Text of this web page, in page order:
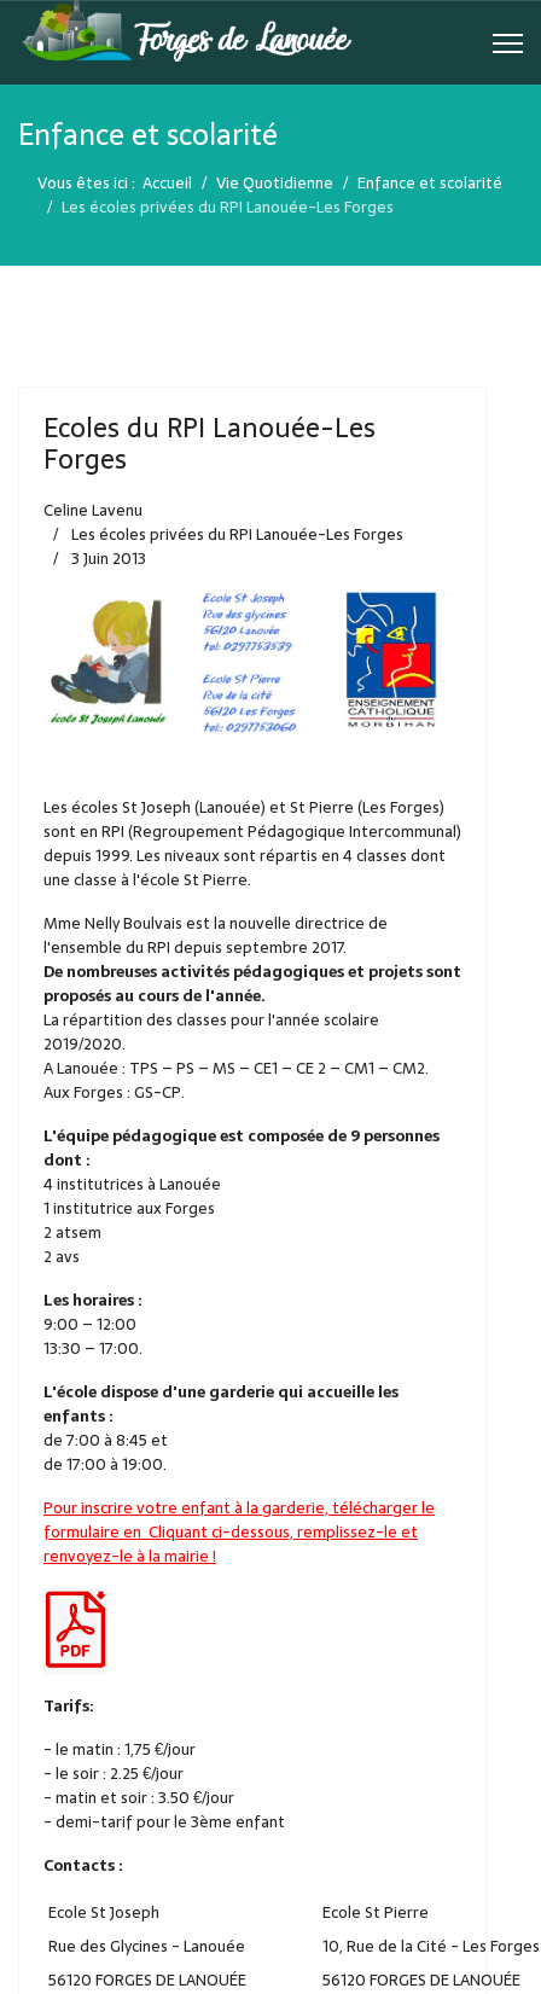
Enfance et scolarité
Vous êtes ici : Accueil Vie Quotidienne
Enfance et scolarité
Les écoles privées du RPI Lanouée-Les Forges
Ecoles du RPI Lanouée-Les
Forges
Celine Lavenu
Les écoles privées du RPI Lanouée-Les Forges
3 Juin 2013
Les écoles St Joseph (Lanouée) et St Pierre (Les Forges)
sont en RPI (Regroupement Pédagogique Intercommunal)
depuis 1999. Les niveaux sont répartis en 4 classes dont
une classe à l'école St Pierre.
Mme Nelly Boulvais est la nouvelle directrice de
l'ensemble du RPI depuis septembre 2017.
De nombreuses activités pédagogiques et projets sont
proposés au cours de l'année.
La répartition des classes pour l'année scolaire
2019/2020.
A Lanouée : TPS – PS – MS – CE1 – CE 2 – CM1 – CM2.
Aux Forges : GS-CP.
L'équipe pédagogique est composée de 9 personnes
dont :
4 institutrices à Lanouée
1 institutrice aux Forges
2 atsem
2 avs
Les horaires :
9:00 – 12:00
13:30 – 17:00.
L'école dispose d'une garderie qui accueille les
enfants :
de 7:00 à 8:45 et
de 17:00 à 19:00.
Pour inscrire votre enfant à la garderie, télécharger le
formulaire en Cliquant ci-dessous, remplissez-le et
renvoyez-le à la mairie !
Tarifs:
- le matin : 1,75 €/jour
- le soir : 2.25 €/jour
- matin et soir : 3.50 €/jour
- demi-tarif pour le 3ème enfant
Contacts :
Ecole St Joseph
Ecole St Pierre
Rue des Glycines - Lanouée
10, Rue de la Cité - Les Forges
56120 FORGES DE LANOUÉE
56120 FORGES DE LANOUÉE